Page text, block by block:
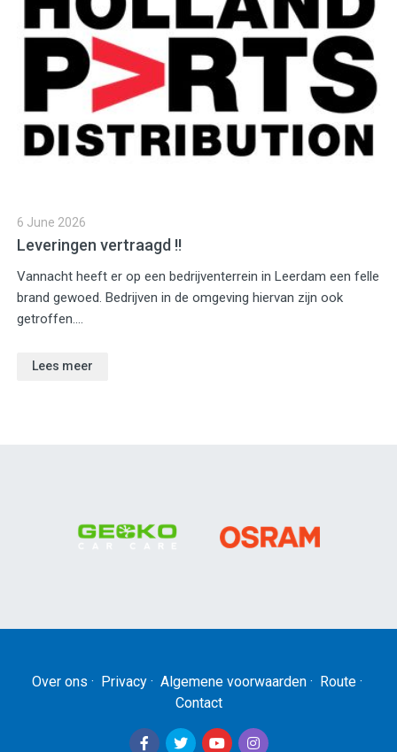
Leveringen vertraagd !!
6 June 2026
Vannacht heeft er op een bedrijventerrein in Leerdam een felle
brand gewoed. Bedrijven in de omgeving hiervan zijn ook
getroffen....
Lees meer
Over ons · Privacy· Algemene voorwaarden· Route·
Contact